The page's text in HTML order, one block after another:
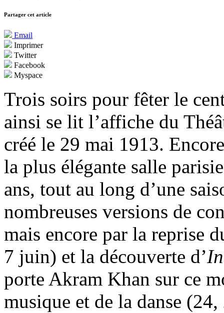
Partager cet article
Email
Imprimer
Twitter
Facebook
Myspace
Trois soirs pour fêter le
ainsi se lit l’affiche du
créé le 29 mai 1913.
la plus élégante salle
ans, tout au long d’une
nombreuses versions de
mais encore par la reprise
7 juin) et la découverte d’
porte Akram Khan sur ce
musique et de la danse